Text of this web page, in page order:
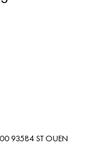
93584 ST OUEN